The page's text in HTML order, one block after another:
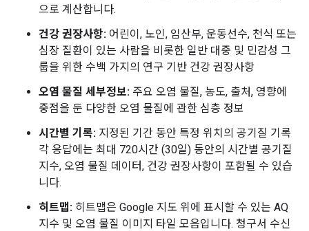
으로 계산합니다.
건강 권장사항: 어린이, 노인, 임산부, 운동선수, 천식 또는
심장 질환이 있는 사람을 비롯한 일반 대중 및 민감성 그
룹을 위한 수백 가지의 연구 기반 건강 권장사항
오염 물질 세부정보: 주요 오염 물질, 농도, 출처, 영향에
중점을 둔 다양한 오염 물질에 관한 심층 정보
시간별 기록: 지정된 기간 동안 특정 위치의 공기질 기록
각 응답에는 최대 720시간 (30일) 동안의 시간별 공기질
지수, 오염 물질 데이터, 건강 권장사항이 포함될 수 있습
니다.
히트맵: 히트맵은 Google 지도 위에 표시할 수 있는 AQ
지수 및 오염 물질 이미지 타일 모음입니다. 청구서 수신